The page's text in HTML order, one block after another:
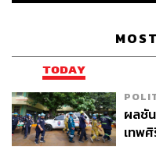
TODAY
ผลชั
เทพ